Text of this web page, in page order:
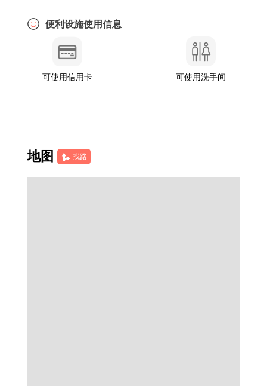
便利设施使用信息
可使用信用卡 可使用洗手间
地图 找路